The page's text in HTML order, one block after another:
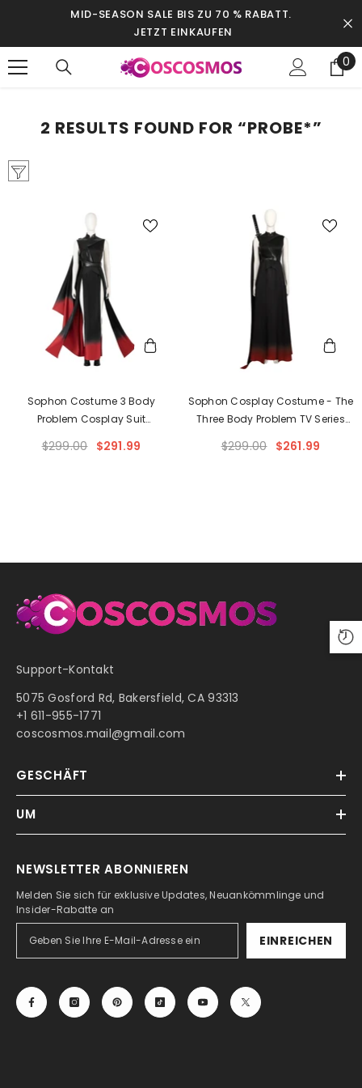
SKIP TO CONTENT
MID-SEASON SALE BIS ZU 70 % RABATT.
JETZT EINKAUFEN
0
0
2 RESULTS FOUND FOR “PROBE*”
Sophon Costume 3 Body
Problem Cosplay Suit
$299.00 $291.99
Sophon Cosplay Costume - The
Three Body Problem TV Series
$299.00 $261.99
Support-Kontakt
5075 Gosford Rd, Bakersfield, CA 93313
+1 611-955-1771
coscosmos.mail@gmail.com
GESCHÄFT
UM
NEWSLETTER ABONNIEREN
Melden Sie sich für exklusive Updates, Neuankömmlinge und
Insider-Rabatte an
EINREICHEN